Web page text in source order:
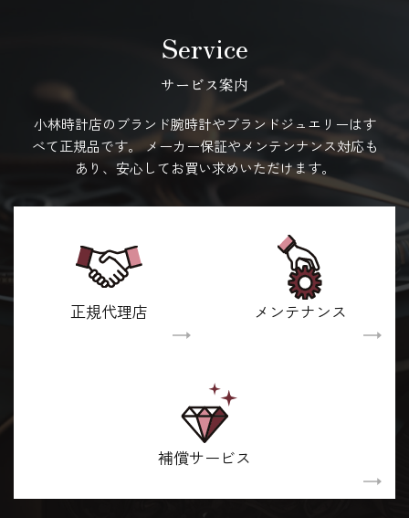
Service
サービス案内
小林時計店のブランド腕時計やブランドジュエリーはす
べて正規品です。
メーカー保証やメンテンナンス対応も
あり、安心してお買い求めいただけます。
正規代理店 メンテナンス
補償サービス